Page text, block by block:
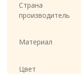
Страна
производитель
Материал
Цвет